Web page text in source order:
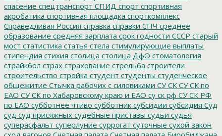
спасение спецтранспорт СПИД спорт спортивная
акробатика спортивная площадка спорткомплекс
Справедливая Россия справка справки СПЧ среднее
образование средняя зарплата срок годности СССР старый
мост статистика статья стела стимулирующие выплаты
стипендия стихия столица столица ДфО стоматология
страйкбол страх страхование стрельба строители
строительство стройка студент студенты студенческое
общежитие Стычка рабочих с силовиками СУ СК СУ СК по
ЕАО СУ СК по Хабаровскому краю и ЕАО су ск рф СУ СК РФ
по ЕАО субботнее чтиво субботник субсидии субсидия Суд
суд суд присяжных судебные приставы судьи судья
суперасфальт суперлуние суррогат суточные сухой закон